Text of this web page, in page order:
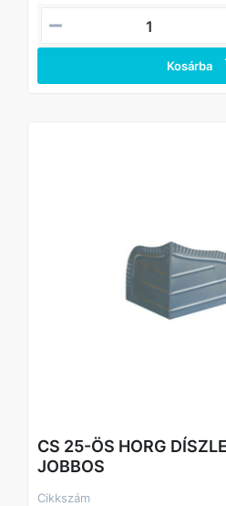
Kosárba
CS 25-ÖS HORG
JOBBOS
Cikkszám